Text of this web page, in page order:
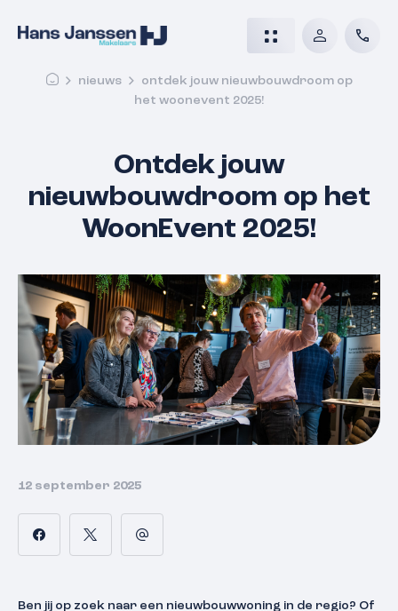
nieuws
ontdek jouw nieuwbouwdroom op
het woonevent 2025!
Ontdek jouw
nieuwbouwdroom op het
WoonEvent 2025!
12 september 2025
Ben jij op zoek naar een nieuwbouwwoning in de regio? Of